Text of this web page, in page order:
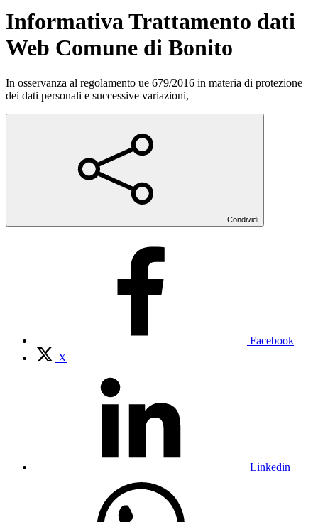
Informativa Trattamento dati
Web Comune di Bonito
In osservanza al regolamento ue 679/2016 in materia di protezione
dei dati personali e successive variazioni,
Condividi
Facebook
X
Linkedin